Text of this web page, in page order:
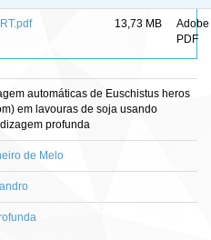
13,73 MB
Adobe
PDF
automáticas de Euschistus heros
em lavouras de soja usando
profunda
de Melo